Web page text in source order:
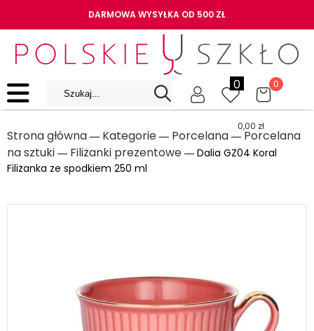
DARMOWA WYSYŁKA OD 500 ZŁ
0 0
0,00 zł
Strona główna ― Kategorie ― Porcelana ― Porcelana
na sztuki ― Filiżanki prezentowe ― Dalia GZ04 Koral
Filiżanka ze spodkiem 250 ml